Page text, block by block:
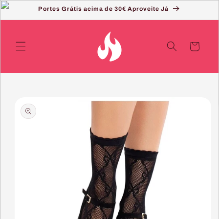
Saltar
conteúdo
Portes Grátis acima de 30€ Aproveite Já
Carrinho
para a
informação
do produto